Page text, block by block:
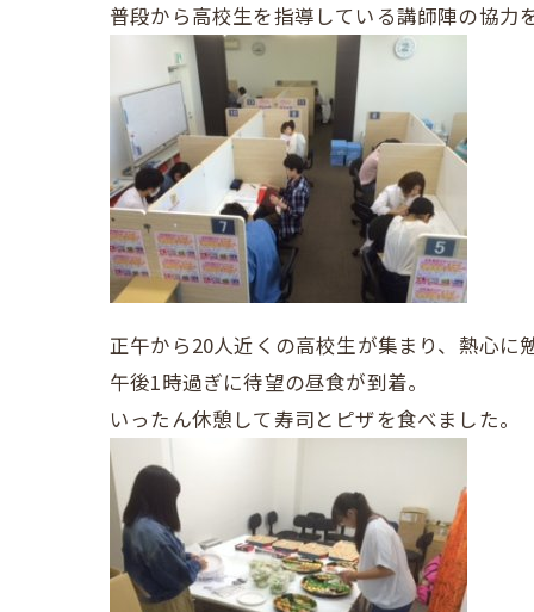
普段から高校生を指導している講師陣の協力
正午から20人近くの高校生が集まり、熱心に
午後1時過ぎに待望の昼食が到着。
いったん休憩して寿司とピザを食べました。